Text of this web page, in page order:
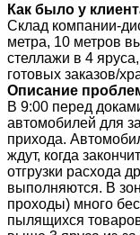
Как было у
Склад компании-
метра, 10 метров
стеллажи в 4
готовых заказов/
Описание
В 9:00 перед
автомобилей для
прихода.
ждут, когда
отгрузки расхода
выполняются. В
проходы) много
пылящихся